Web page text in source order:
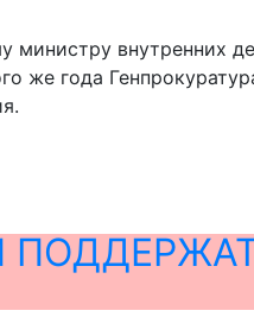
министру внутренних
же года